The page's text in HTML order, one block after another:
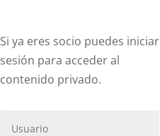
Si ya eres socio puedes iniciar
sesión para acceder al
contenido privado.